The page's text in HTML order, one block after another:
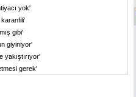
yok'
karanfili'
gibi'
giyiniyor'
yakıştırıyor'
gerek'